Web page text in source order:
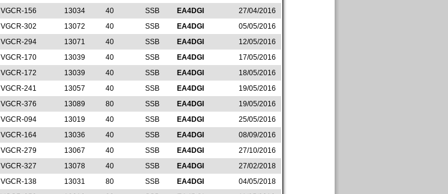
VGCR-156 13034 40 SSB EA4DGI
27/04/2016
VGCR-302 13072 40 SSB EA4DGI
05/05/2016
VGCR-294 13071 40 SSB EA4DGI
12/05/2016
VGCR-170 13039 40 SSB EA4DGI
17/05/2016
VGCR-172 13039 40 SSB EA4DGI
18/05/2016
VGCR-241 13057 40 SSB EA4DGI
19/05/2016
VGCR-376 13089 80 SSB EA4DGI
19/05/2016
VGCR-094 13019 40 SSB EA4DGI
25/05/2016
VGCR-164 13036 40 SSB EA4DGI
08/09/2016
VGCR-279 13067 40 SSB EA4DGI
27/10/2016
VGCR-327 13078 40 SSB EA4DGI
27/02/2018
VGCR-138 13031 80 SSB EA4DGI
04/05/2018